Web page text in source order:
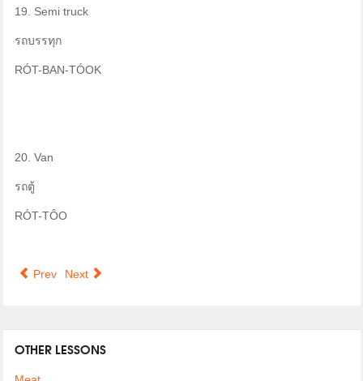
19. Semi truck
รถบรรทุก
RÓT-BAN-TÓOK
20. Van
รถตู้
RÓT-TÔO
Prev Next
OTHER LESSONS